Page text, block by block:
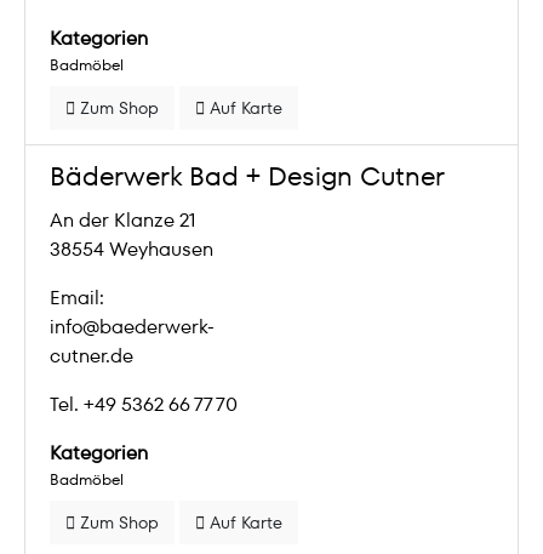
Kategorien
Badmöbel
Zum Shop Auf Karte
Bäderwerk Bad + Design Cutner
An der Klanze 21
38554 Weyhausen
Email:
info@baederwerk-
cutner.de
Tel. +49 5362 66 77 70
Kategorien
Badmöbel
Zum Shop Auf Karte